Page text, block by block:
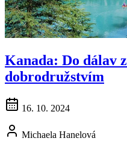
Kanada: Do dálav
dobrodružstvím
16. 10. 2024
Michaela Hanelová